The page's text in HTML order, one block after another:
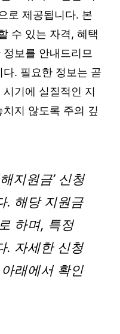
로 제공됩니다. 본
수 있는 자격, 혜택
보를 안내드리므
. 필요한 정보는 곧
기에 실질적인 지
지 않도록 주의 깊
지원금’ 신청
. 해당 지원금
하며, 특정
. 자세한 신청
래에서 확인